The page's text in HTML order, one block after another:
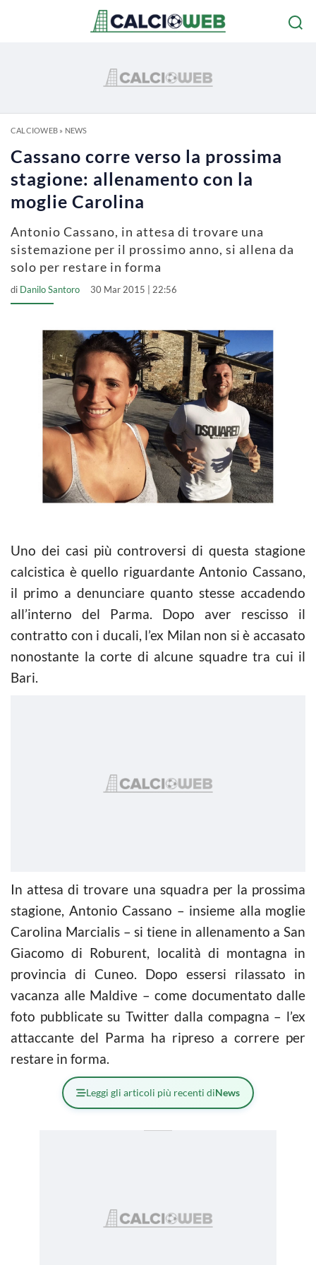
CALCIOWEB» NEWS
Cassano corre verso la prossima
stagione: allenamento con la
moglie Carolina
Antonio Cassano, in attesa di trovare una
sistemazione per il prossimo anno, si allena da
solo per restare in forma
di Danilo Santoro 30 Mar 2015 | 22:56
Uno dei casi più controversi di questa stagione
calcistica è quello riguardante Antonio Cassano,
il primo a denunciare quanto stesse accadendo
all’interno del Parma. Dopo aver rescisso il
contratto con i ducali, l’ex Milan non si è accasato
nonostante la corte di alcune squadre tra cui il
Bari.
In attesa di trovare una squadra per la prossima
stagione, Antonio Cassano – insieme alla moglie
Carolina Marcialis – si tiene in allenamento a San
Giacomo di Roburent, località di montagna in
provincia di Cuneo. Dopo essersi rilassato in
vacanza alle Maldive – come documentato dalle
foto pubblicate su Twitter dalla compagna – l’ex
attaccante del Parma ha ripreso a correre per
restare in forma.
Leggi gli articoli più recenti diNews